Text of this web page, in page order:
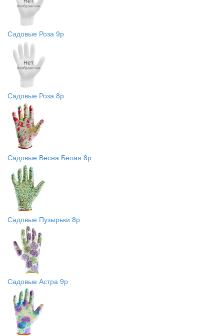
Садовые Роза 9р
Садовые Роза 8р
Садовые Весна Белая 8р
Садовые Пузырьки 8р
Садовые Астра 9р